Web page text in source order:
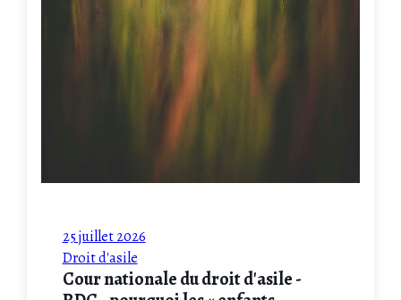
25 juillet 2026
Droit d'asile
Cour nationale du droit d'asile -